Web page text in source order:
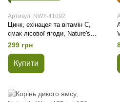
Артикул: NWY-41092
Цинк, ехінацея та вітамін С,
смак лісової ягоди, Nature's
Way, 60 льодяників
299 грн
Купити